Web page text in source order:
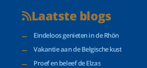
Laatste blogs
Eindeloos genieten in de Rhön
Vakantie aan de Belgische kust
Proef en beleef de Elzas